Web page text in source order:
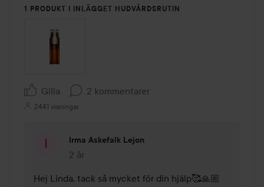
1 PRODUKT I INLÄGGET HUDVÅRDSRUTIN
Gilla 2 kommentarer
2441 visningar
Irma Askefalk Lejon
2 år
Kommentaren lades 2 år
Hej Linda, tack så mycket för din hjälp🥰🙏🏼